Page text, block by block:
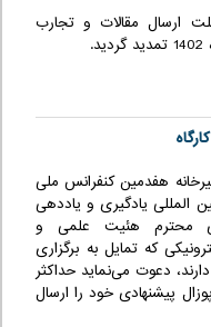
ارسال مقالات و تجارب
هفدمین کنفرانس ملی
المللی یادگیری و یاددهی
محترم هئیت علمی و
که تمایل به برگزاری
دارند، دعوت می‌نماید حداکثر
۱۴۰۲، پروپوزال پیشنهادی خود را ارسال